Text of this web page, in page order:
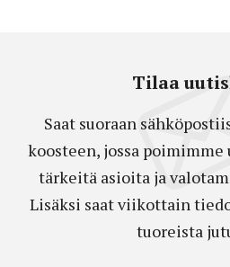
Tilaa
Saat suoraan
koosteen, jossa
tärkeitä asioita ja
Lisäksi saat viikottain
tuoreista